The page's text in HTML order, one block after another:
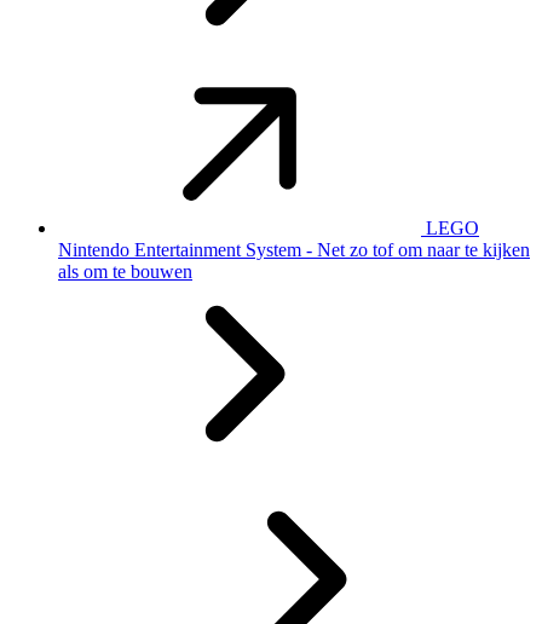
LEGO
Nintendo Entertainment System - Net zo tof om naar te kijken
als om te bouwen